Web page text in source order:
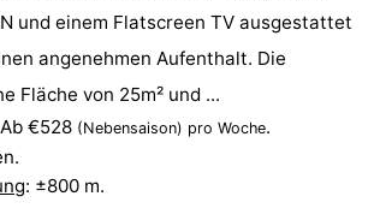
und einem Flatscreen TV ausgestattet
angenehmen Aufenthalt. Die
Fläche von 25m² und ...
€528 (Nebensaison) pro Woche.
: ±800 m.